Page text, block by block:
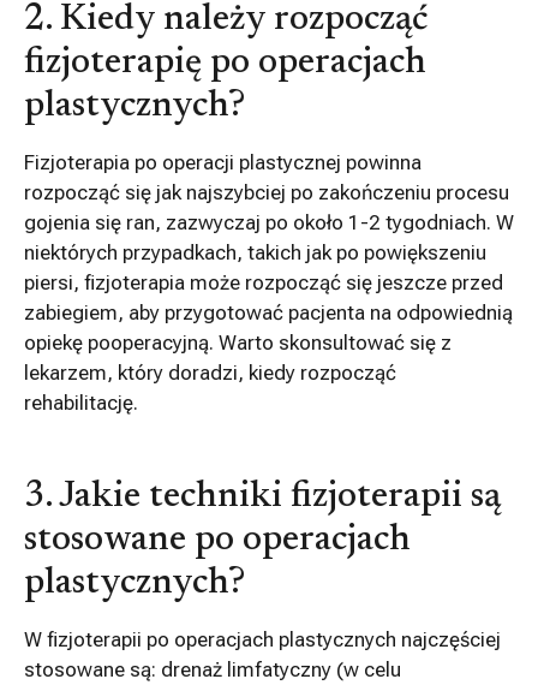
2. Kiedy należy rozpocząć
fizjoterapię po operacjach
plastycznych?
Fizjoterapia po operacji plastycznej powinna
rozpocząć się jak najszybciej po zakończeniu procesu
gojenia się ran, zazwyczaj po około 1-2 tygodniach. W
niektórych przypadkach, takich jak po powiększeniu
piersi, fizjoterapia może rozpocząć się jeszcze przed
zabiegiem, aby przygotować pacjenta na odpowiednią
opiekę pooperacyjną. Warto skonsultować się z
lekarzem, który doradzi, kiedy rozpocząć
rehabilitację.
3. Jakie techniki fizjoterapii są
stosowane po operacjach
plastycznych?
W fizjoterapii po operacjach plastycznych najczęściej
stosowane są: drenaż limfatyczny (w celu